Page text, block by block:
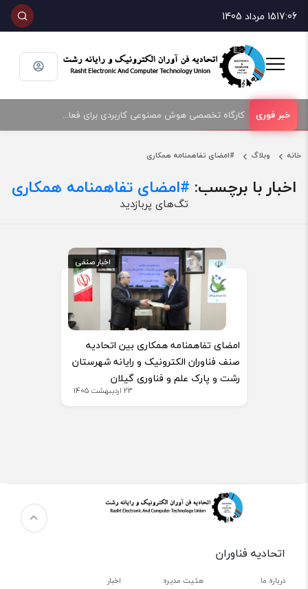
17:0615 مرداد 1405
کارگاه تخصصی هوش مصنوعی کاربردی برای فعالان حوزه فناوری و فروش تجهیزات الکترونیک و رایانه
خانه وبلاگ #امضای تفاهمنامه همکاری
اخبار با برچسب: امضای تفاهمنامه همکاری#
تگ‌های پربازدید
اخبار صنفی
اخبار صنفی
امضای تفاهمنامه همکاری بین اتحادیه
صنف فناوران الکترونیک و رایانه شهرستان
رشت و پارک علم و فناوری گیلان
23 اردیبهشت 1405
اتحادیه فناوران
درباره ما هئیت مدیره اخبار